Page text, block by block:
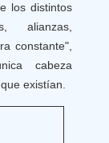
los distintos
alianzas,
constante",
cabeza
existían.